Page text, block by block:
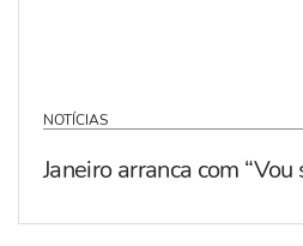
NOTÍCIAS
Janeiro arranca com